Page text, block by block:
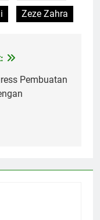
Zeze Zahra
Pembuatan